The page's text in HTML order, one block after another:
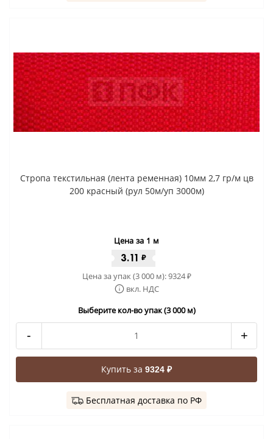
Стропа текстильная (лента ременная) 10мм 2,7 гр/м цв
200 красный (рул 50м/уп 3000м)
Цена за 1 м
3.11 ₽
Цена за упак (3 000 м):9324₽
вкл. НДС
Выберите кол-во упак (3 000 м)
- +
Купить за 9324 ₽
Бесплатная доставка по РФ